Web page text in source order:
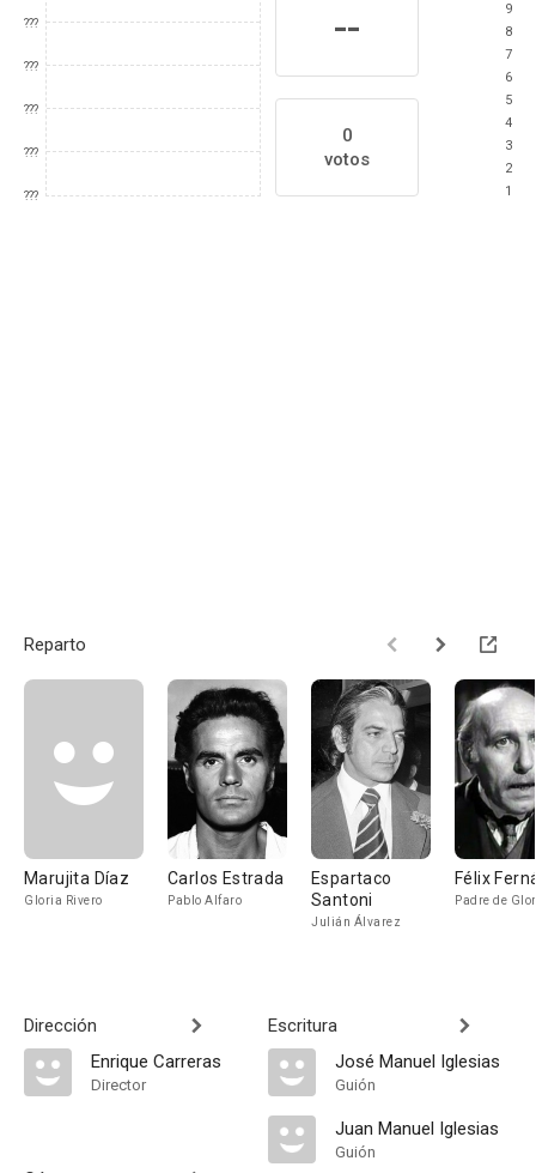
???
???
???
???
???
--
0
votos
9
8
7
6
5
4
3
2
1
Reparto
Marujita Díaz
Gloria Rivero
Carlos Estrada
Pablo Alfaro
Espartaco
Santoni
Julián Álvarez
Félix
Padre de
Dirección
Enrique Carreras
Director
Escritura
José Manuel Iglesias
Guión
Juan Manuel Iglesias
Guión